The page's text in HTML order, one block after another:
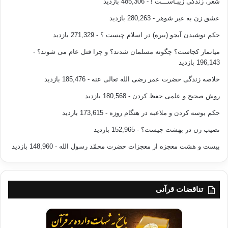
کمک می کند. نتایج
اولیه حاکی است که موادی که کاملاً از غلات تشکیل شده است برای
سلامتی مفید می
باشند. نتیجه بررسی پزشکان در این زمینه نشان می دهد کسانی که
این نوع مواد را
صبحانه چه چیزی به ما
عشق زن به غیر شوهر - 280,263 بازدید
حکم نوشیدن آبجو (بیره) در اسلام چیست ؟ - 271,329 بازدید
میانمار کجاست؟ چگونه مسلمان شدند؟ و چرا قتل عام می شوند؟ -
196,143 بازدید
خلاصه زندگی حضرت عمر رضی الله تعالی عنه - 185,476 بازدید
روش صحیح و علمی حفظ کردن - 180,568 بازدید
حکم بوسه کردن و ملاعبه در هنگام روزه - 173,615 بازدید
نصیب زن در بهشت چیست؟ - 152,965 بازدید
بیست و هشت معجزه از معجزات حضرت محمّد رسول الله - 148,960 بازدید
تناقضات قرآنی